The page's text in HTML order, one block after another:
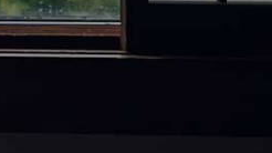
時,その他特典
￥24,860（税込）～
マイページログイン